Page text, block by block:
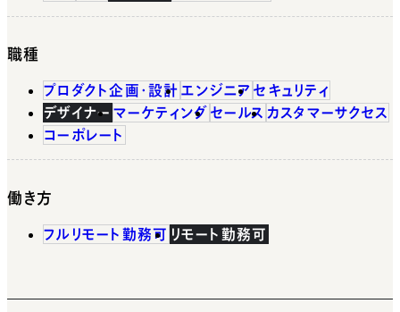
職種
プロダクト企画・設計 エンジニア セキュリティ
デザイナー マーケティング セールス カスタマーサクセス
コーポレート
働き方
フルリモート勤務可 リモート勤務可